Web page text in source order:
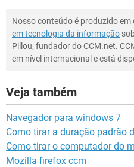
Nosso conteúdo é produzido
em tecnologia da informação
Pillou, fundador do CCM.net.
em nível internacional e está
Veja também
Navegador para windows 7
Como tirar a duração padrão
Como tirar o computador do
Mozilla firefox ccm